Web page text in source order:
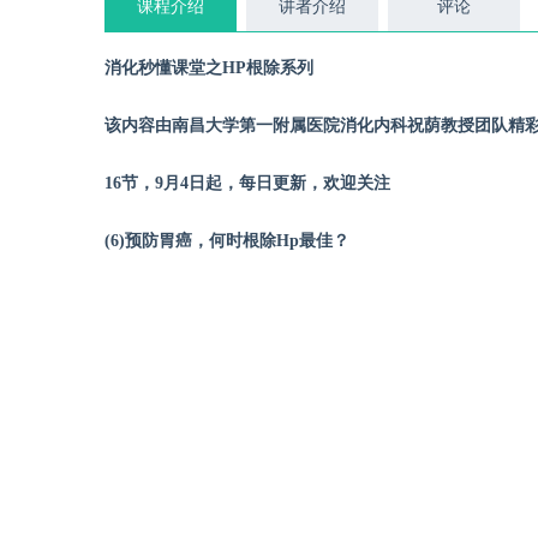
课程介绍 讲者介绍 评论
消化秒懂课堂之HP根除系列
该内容由南昌大学第一附属医院消化内科祝荫教授团队精
16节，9月4日起，每日更新，欢迎关注
(6)预防胃癌，何时根除Hp最佳？